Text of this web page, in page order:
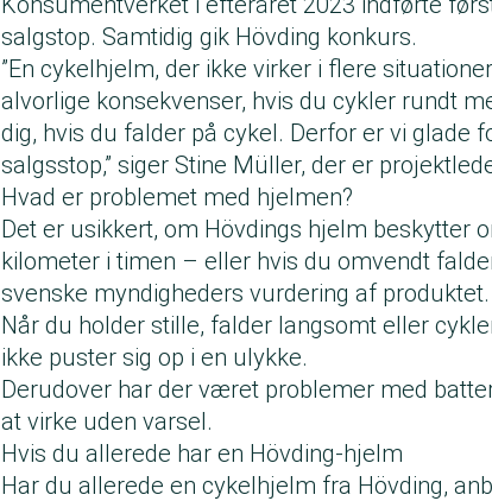
salgstop. Samtidig gik Hövding konkurs.
”En cykelhjelm, der ikke virker i flere
alvorlige konsekvenser, hvis du cykler rundt
dig, hvis du falder på cykel. Derfor er vi glade
salgsstop,” siger Stine Müller, der er
Hvad er problemet med hjelmen?
Det er usikkert, om Hövdings hjelm beskytter
kilometer i timen – eller hvis du omvendt
svenske myndigheders vurdering af produktet.
Når du holder stille, falder langsomt eller
ikke puster sig op i en ulykke.
Derudover har der været problemer med
at virke uden varsel.
Hvis du allerede har en Hövding-hjelm
Har du allerede en cykelhjelm fra Hövding,